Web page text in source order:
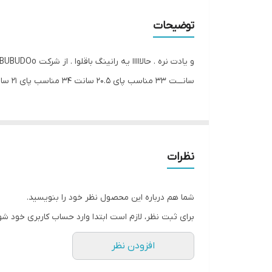
توضیحات
سانـــت ۳۳ مناسب پای ۲۰.۵ سانت ۳۴ مناسب پای ۲۱ سانــــت ۳۵ مناسب پای ۲۱.۵ سانت ۳۶ مناسب پای ۲۲سانـــــت ۳۷ مناسب پای ۲۲.۵سانت 1400 . برای این پیام بدید . . داریم
نظرات
شما هم درباره این محصول نظر خود را بنویسید.
برای ثبت نظر، لازم است ابتدا وارد حساب کاربری خود
افزودن نظر